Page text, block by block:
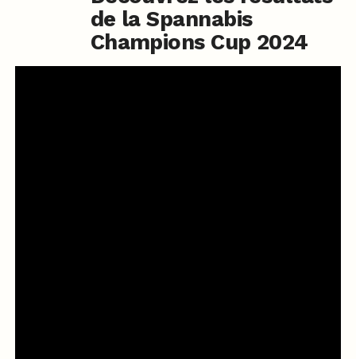
de la Spannabis
Champions Cup 2024